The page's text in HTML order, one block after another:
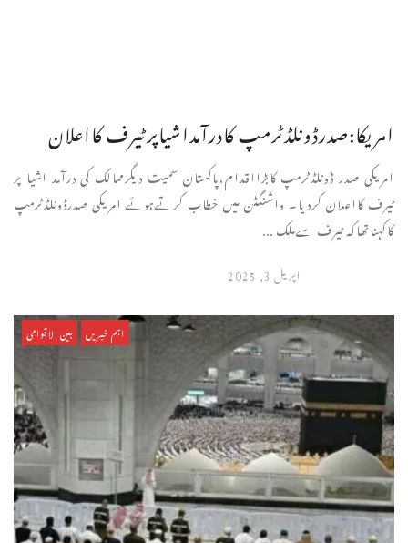
امریکا:صدرڈونلڈٹرمپ کادرآمداشیاپرٹیرف کااعلان
امریکی صدر ڈونلڈٹرمپ کابڑااقدام،پاکستان سمیت دیگرممالک کی درآمد اشیا پر
ٹیرف کااعلان کردیا۔ واشنگٹن میں خطاب کرتےہوئے امریکی صدرڈونلڈٹرمپ
کاکہناتھاکہ ٹیرف سےملک ...
اپریل 3, 2025
اہم خبریں بین الاقوامی